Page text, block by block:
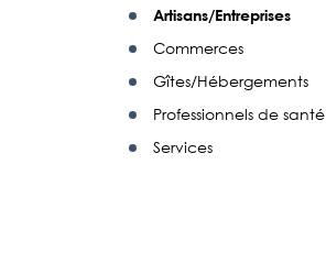
Artisans/Entreprises
Commerces
Gîtes/Hébergements
Professionnels de santé
Services